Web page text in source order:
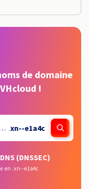
de domaine
!
.xn--e1a4c
(DNSSEC)
en .xn--e1a4c